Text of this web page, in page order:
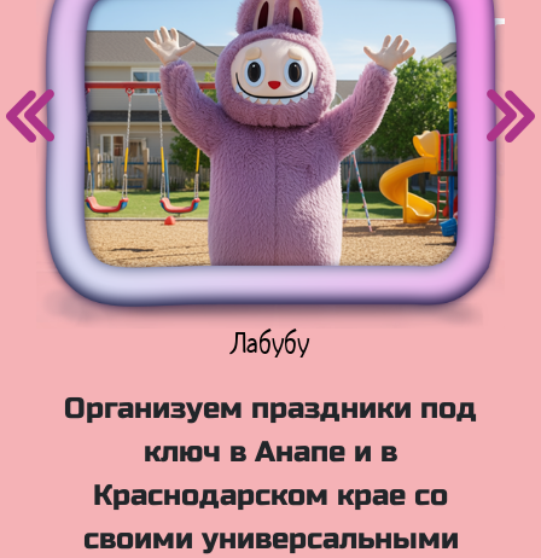
Куклы Лол
Организуем праздники под
ключ в Анапе и в
Краснодарском крае со
своими универсальными